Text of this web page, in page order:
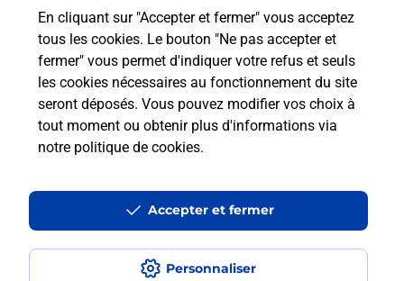
En cliquant sur "Accepter et fermer" vous acceptez
tous les cookies. Le bouton "Ne pas accepter et
fermer" vous permet d'indiquer votre refus et seuls
les cookies nécessaires au fonctionnement du site
seront déposés. Vous pouvez modifier vos choix à
tout moment ou obtenir plus d'informations via
notre politique de cookies.
Personnaliser
Accepter et fermer
NEUVILLE AUX BOIS
NEUVILLE AUX BOIS
Accessibilité : partiellement conforme
Conditions contractuelles